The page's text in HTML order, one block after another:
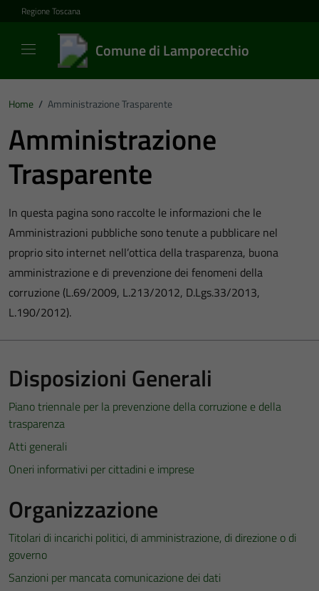
Vai ai contenuti
Vai al footer
Regione Toscana
Comune di Lamporecchio
Home / Amministrazione Trasparente
Amministrazione
Trasparente
In questa pagina sono raccolte le informazioni che le
Amministrazioni pubbliche sono tenute a pubblicare nel
proprio sito internet nell’ottica della trasparenza, buona
amministrazione e di prevenzione dei fenomeni della
corruzione (L.69/2009, L.213/2012, D.Lgs.33/2013,
L.190/2012).
Disposizioni Generali
Piano triennale per la prevenzione della corruzione e della
trasparenza
Atti generali
Oneri informativi per cittadini e imprese
Organizzazione
Titolari di incarichi politici, di amministrazione, di direzione o di
governo
Sanzioni per mancata comunicazione dei dati